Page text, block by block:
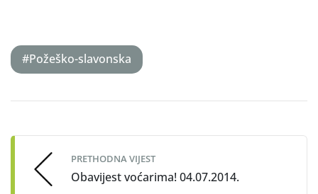
#Požeško-slavonska
navigation
PRETHODNA VIJEST
Obavijest voćarima! 04.07.2014.